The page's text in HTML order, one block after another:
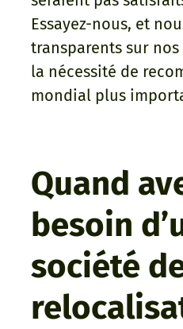
Essayez-nous, et
transparents sur
la nécessité de
mondial plus
Quand
besoin
société